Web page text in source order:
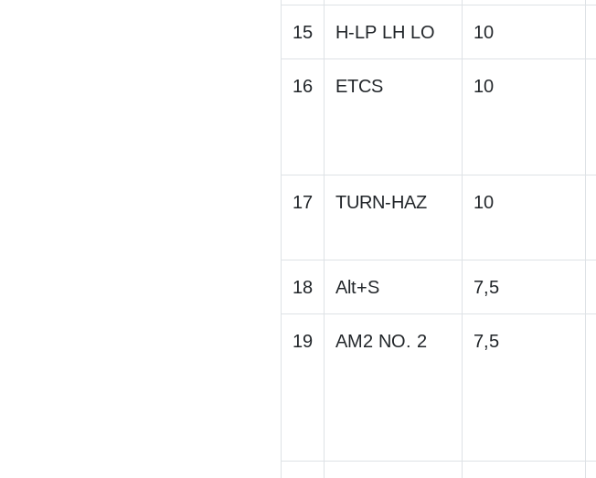
15 H-LP LH LO 10
16 ETCS 10
17 TURN-HAZ 10
18 Alt+S 7,5
19 AM2 NO. 2 7,5